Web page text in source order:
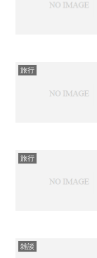
旅行
旅行
雑談